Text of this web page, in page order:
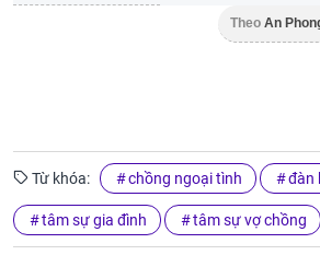
Theo An
Từ khóa: chồng ngoại tình đàn
tâm sự gia đình tâm sự vợ chồng